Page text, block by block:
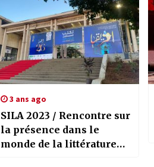
3 ans ago
SILA 2023 / Rencontre sur
la présence dans le
monde de la littérature